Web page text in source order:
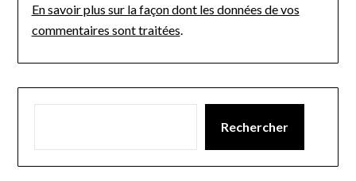
En savoir plus sur la façon dont les données de vos
commentaires sont traitées
Rechercher